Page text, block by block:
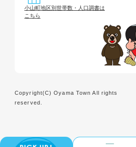
小山町地区別世帯数・人口調書は
こちら
Copyright(C) Oyama Town All rights
reserved.